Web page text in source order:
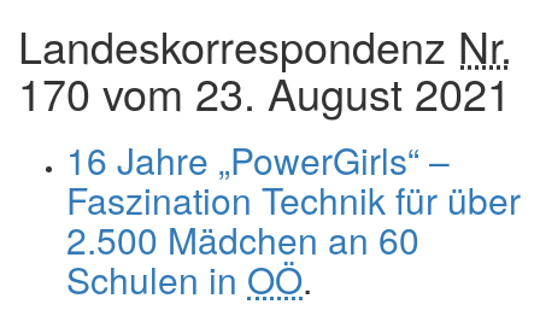
und
schließen
Landeskorrespondenz Nr.
170 vom 23. August 2021
16 Jahre „PowerGirls“ –
Faszination Technik für über
2.500 Mädchen an 60
Schulen in OÖ.